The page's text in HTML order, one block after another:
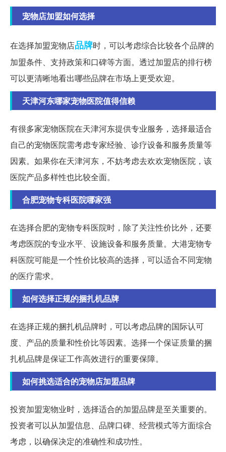
宠物店加盟如何选择
在选择加盟宠物店品牌时，可以考虑综合比较各个品牌的
加盟条件、支持政策和口碑等方面。透过加盟店的排行榜
可以更清晰地看出哪些品牌在市场上更受欢迎。
天津河东哪家宠物医院值得信赖
有很多家宠物医院在天津河东提供专业服务，选择最适合
自己的宠物医院需考虑专家经验、诊疗设备和服务质量等
因素。如果你在天津河东，不妨考虑去欢欢宠物医院，该
医院产品多样性也比较全面。
合肥宠物专科医院哪家强
在选择合肥的宠物专科医院时，除了关注性价比外，还要
考虑医院的专业水平、设施设备和服务质量。大港宠物专
科医院可能是一个性价比较高的选择，可以适合不同宠物
的医疗需求。
如何选择正规的捆扎机品牌
在选择正规的捆扎机品牌时，可以考虑品牌的国际认可
度、产品的质量和性价比等因素。选择一个保证质量的捆
扎机品牌是保证工作高效进行的重要保障。
如何挑选适合的宠物店加盟品牌
投资加盟宠物业时，选择适合的加盟品牌是至关重要的。
投资者可以从加盟信息、品牌口碑、经营模式等方面综合
考虑，以确保决定的准确性和成功性。